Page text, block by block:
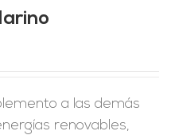
a las demás
renovables,